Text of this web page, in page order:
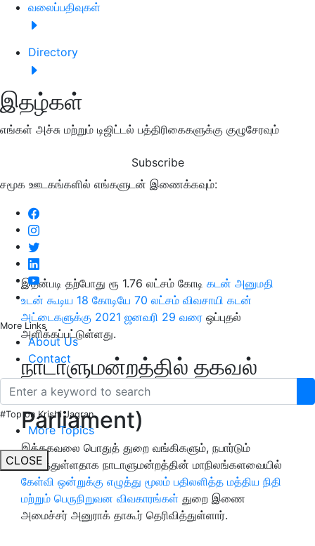
வலைப்பதிவுகள்
Directory
இதழ்கள்
எங்கள் அச்சு மற்றும் டிஜிட்டல் பத்திரிகைகளுக்கு குழுசேரவும்
Subscribe
சமூக ஊடகங்களில் எங்களுடன் இணைக்கவும்:
More Links
About Us
Contact
#Top on Krishi Jagran
More Topics
CLOSE
இதன்படி தற்போது ரூ 1.76 லட்சம் கோடி கடன் அனுமதி
உடன் கூடிய 18 கோடியே 70 லட்சம் விவசாயி கடன்
அட்டைகளுக்கு 2021 ஜனவரி 29 வரை ஒப்புதல்
அளிக்கப்பட்டுள்ளது.
நாடாளுமன்றத்தில் தகவல்
(Information in
Parliament)
இத்தகவலை பொதுத் துறை வங்கிகளும், நபார்டும்
அளித்துள்ளதாக நாடாளுமன்றத்தின் மாநிலங்களவையில்
கேள்வி ஒன்றுக்கு எழுத்து மூலம் பதிலளித்த மத்திய நிதி
மற்றும் பெருநிறுவன விவகாரங்கள் துறை இணை
அமைச்சர் அனுராக் தாகூர் தெரிவித்துள்ளார்.